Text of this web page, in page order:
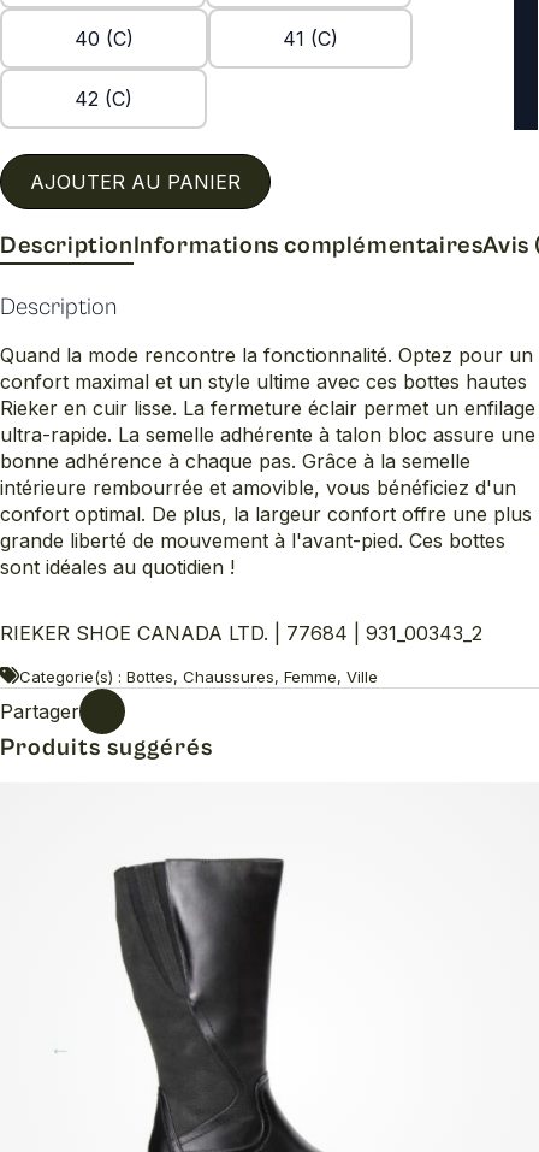
40 (C) 41 (C)
42 (C)
AJOUTER AU PANIER
DescriptionInformations complémentairesAvis
Description
Quand la mode rencontre la fonctionnalité. Optez pour un
confort maximal et un style ultime avec ces bottes hautes
Rieker en cuir lisse. La fermeture éclair permet un enfilage
ultra-rapide. La semelle adhérente à talon bloc assure une
bonne adhérence à chaque pas. Grâce à la semelle
intérieure rembourrée et amovible, vous bénéficiez d'un
confort optimal. De plus, la largeur confort offre une plus
grande liberté de mouvement à l'avant-pied. Ces bottes
sont idéales au quotidien !
RIEKER SHOE CANADA LTD. | 77684 | 931_00343_2
Categorie(s) : Bottes, Chaussures, Femme, Ville
Partager
Produits suggérés